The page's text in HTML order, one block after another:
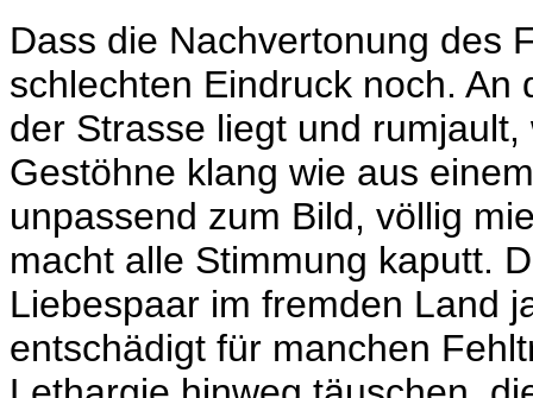
Dass die Nachvertonung des
schlechten Eindruck noch.
der Strasse liegt und
Gestöhne klang wie aus
unpassend zum Bild, völlig
macht alle Stimmung kaputt.
Liebespaar im fremden Land
entschädigt für manchen